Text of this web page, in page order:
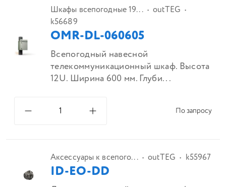
Шкафы всепогодные 19...
outTEG
k56689
OMR-DL-060605
Всепогодный навесной
телекоммуникационный шкаф. Высота
12U. Ширина 600 мм. Глуби...
По запросу
Аксессуары к всепого... outTEG k55967
ID-EO-DD